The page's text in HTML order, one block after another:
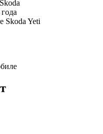
Skoda Yeti